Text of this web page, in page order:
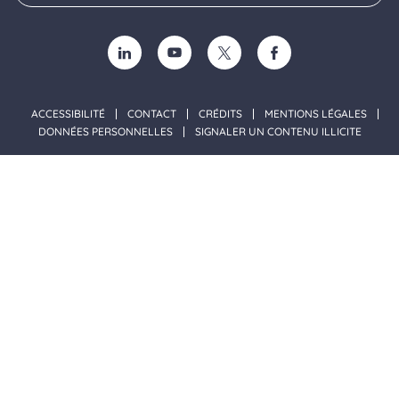
SUIVEZ-NOUS SUR LINKEDIN (NOUVELLE FENÊTRE)
SUIVEZ-NOUS SUR YOUTUBE (NOUVELLE
SUIVEZ-NOUS SUR TWITTER
SUIVEZ-NOUS SUR
ACCESSIBILITÉ CONTACT CRÉDITS
MENTIONS LÉGALES
DONNÉES PERSONNELLES
SIGNALER UN CONTENU ILLICITE